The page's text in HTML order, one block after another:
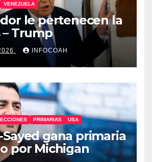
VENEZUELA
le pertenecen la
Trump
INFOCOAH
PRIMARIAS USA
gana primaria
por Michigan